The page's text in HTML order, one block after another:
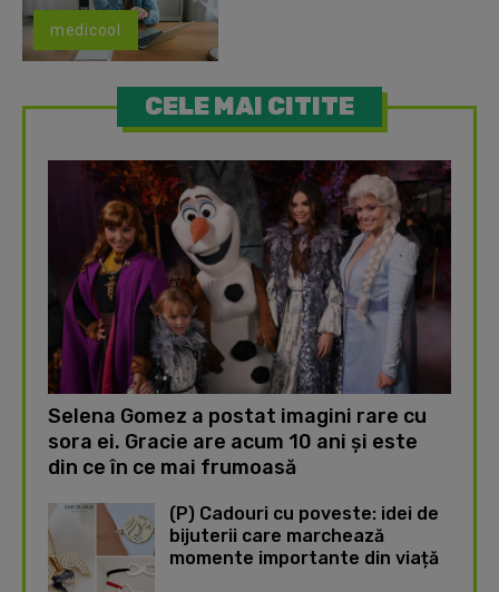
medicool
CELE MAI CITITE
Selena Gomez a postat imagini rare cu
sora ei. Gracie are acum 10 ani și este
din ce în ce mai frumoasă
(P) Cadouri cu poveste: idei de
bijuterii care marchează
momente importante din viață